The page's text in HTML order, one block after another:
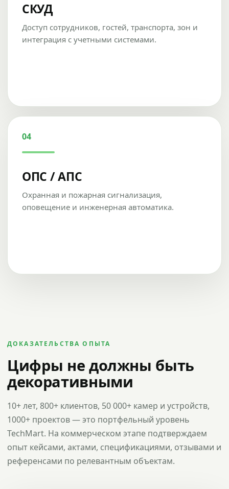
СКУД
Доступ сотрудников, гостей, транспорта, зон и
интеграция с учетными системами.
04
ОПС / АПС
Охранная и пожарная сигнализация,
оповещение и инженерная автоматика.
ДОКАЗАТЕЛЬСТВА ОПЫТА
Цифры не должны быть
декоративными
10+ лет, 800+ клиентов, 50 000+ камер и устройств,
1000+ проектов — это портфельный уровень
TechMart. На коммерческом этапе подтверждаем
опыт кейсами, актами, спецификациями, отзывами и
референсами по релевантным объектам.